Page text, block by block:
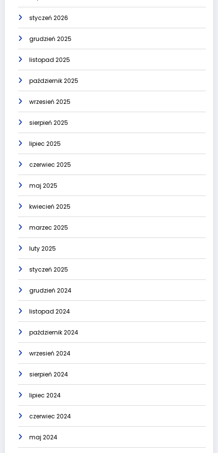
styczeń 2026
grudzień 2025
listopad 2025
październik 2025
wrzesień 2025
sierpień 2025
lipiec 2025
czerwiec 2025
maj 2025
kwiecień 2025
marzec 2025
luty 2025
styczeń 2025
grudzień 2024
listopad 2024
październik 2024
wrzesień 2024
sierpień 2024
lipiec 2024
czerwiec 2024
maj 2024